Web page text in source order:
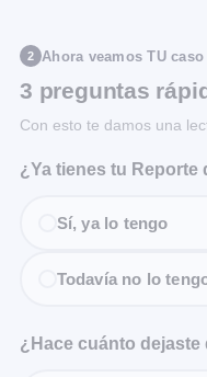
2 Ahora veamos TU caso
3 preguntas
Con esto te damos una
¿Ya tienes tu Reporte
Sí, ya lo tengo
Todavía no lo
¿Hace cuánto dejaste